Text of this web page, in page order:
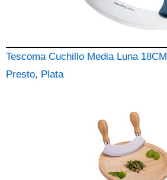
Tescoma Cuchillo Media Luna 18CM
Presto, Plata